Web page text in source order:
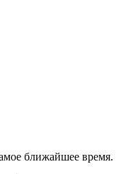
ближайшее время.